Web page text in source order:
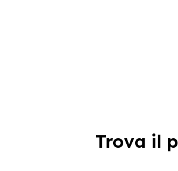
Trova il